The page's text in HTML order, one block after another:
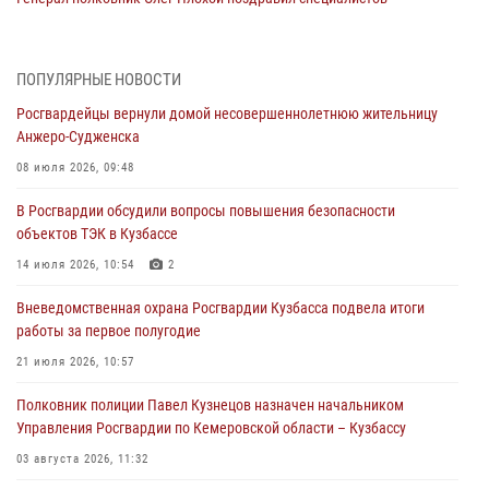
07 августа 2026, 05:32
С 1 сентября 2026 года вступает в силу новый федеральный закон о
частной охранной деятельности
06 августа 2026, 10:19
Росгвардейцы задержали предполагаемого виновника причинения
ножевого ранения кемеровчанину
06 августа 2026, 09:18
Росгвардейцы задержали мужчину, повредившего имущество
горожанки
06 августа 2026, 08:17
Росгвардейцы пресекли противоправные действия и защитили
новокузнечанку от агрессивного знакомого
06 августа 2026, 07:16
ПОПУЛЯРНЫЕ НОВОСТИ
Росгвардейцы вернули домой несовершеннолетнюю жительницу
Анжеро-Судженска
08 июля 2026, 09:48
В Росгвардии обсудили вопросы повышения безопасности
объектов ТЭК в Кузбассе
14 июля 2026, 10:54 2
Вневедомственная охрана Росгвардии Кузбасса подвела итоги
работы за первое полугодие
21 июля 2026, 10:57
Полковник полиции Павел Кузнецов назначен начальником
Управления Росгвардии по Кемеровской области – Кузбассу
03 августа 2026, 11:32